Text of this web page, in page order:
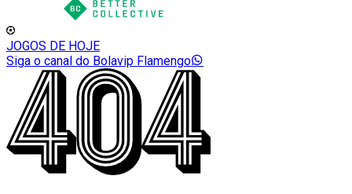
JOGOS DE HOJE
Siga o canal do Bolavip Flamengo